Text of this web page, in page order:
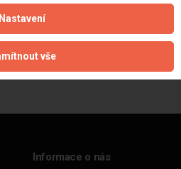
ARES dne 02.12.2024 07:30:10
Informace o nás
Nastavení
vše